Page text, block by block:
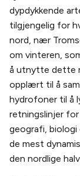
dypdykkende
tilgjengelig for
nord, nær
om vinteren,
å utnytte dette
opplært til å
hydrofoner til å
retningslinjer for
geografi,
de mest
den nordlige